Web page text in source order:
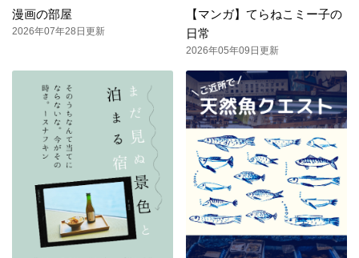
漫画の部屋
2026年07年28日更新
【マンガ】てらねこミー子の
日常
2026年05年09日更新